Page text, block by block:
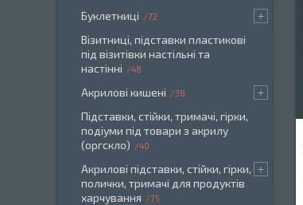
Буклетниці 72
Візитниці, підставки пластикові
під візитівки настільні та
настінні
48
Акрилові кишені 38
Підставки, стійки, тримачі, гірки,
подіуми під товари з акрилу
(оргскло)
40
Акрилові підставки, стійки, гірки,
полички, тримачі для продуктів
харчування
75